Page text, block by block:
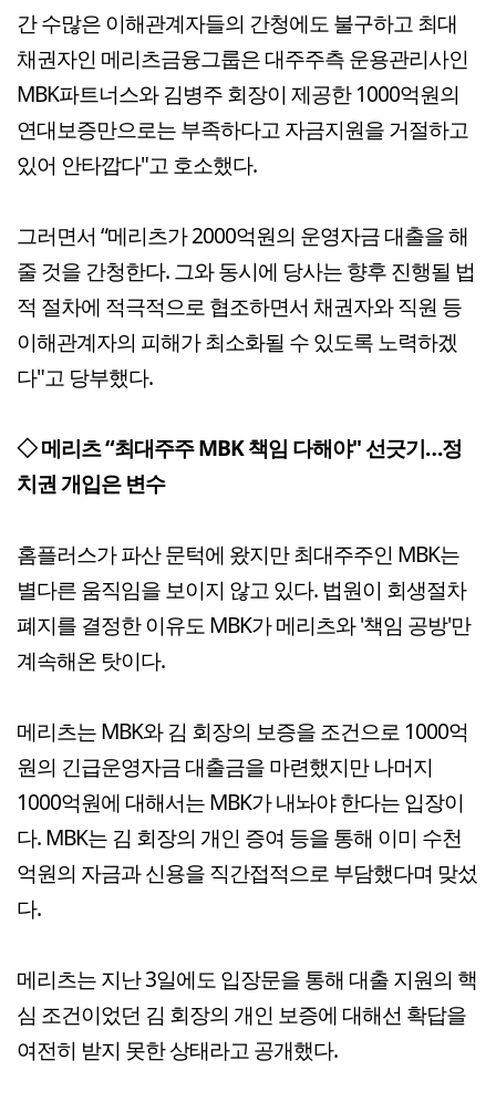
간 수많은 이해관계자들의 간청에도 불구하고 최대
채권자인 메리츠금융그룹은 대주주측 운용관리사인
MBK파트너스와 김병주 회장이 제공한 1000억원의
연대보증만으로는 부족하다고 자금지원을 거절하고
있어 안타깝다"고 호소했다.
그러면서 “메리츠가 2000억원의 운영자금 대출을 해
줄 것을 간청한다. 그와 동시에 당사는 향후 진행될 법
적 절차에 적극적으로 협조하면서 채권자와 직원 등
이해관계자의 피해가 최소화될 수 있도록 노력하겠
다"고 당부했다.
◇ 메리츠 “최대주주 MBK 책임 다해야" 선긋기…정
치권 개입은 변수
홈플러스가 파산 문턱에 왔지만 최대주주인 MBK는
별다른 움직임을 보이지 않고 있다. 법원이 회생절차
폐지를 결정한 이유도 MBK가 메리츠와 '책임 공방'만
계속해온 탓이다.
메리츠는 MBK와 김 회장의 보증을 조건으로 1000억
원의 긴급운영자금 대출금을 마련했지만 나머지
1000억원에 대해서는 MBK가 내놔야 한다는 입장이
다. MBK는 김 회장의 개인 증여 등을 통해 이미 수천
억원의 자금과 신용을 직간접적으로 부담했다며 맞섰
다.
메리츠는 지난 3일에도 입장문을 통해 대출 지원의 핵
심 조건이었던 김 회장의 개인 보증에 대해선 확답을
여전히 받지 못한 상태라고 공개했다.